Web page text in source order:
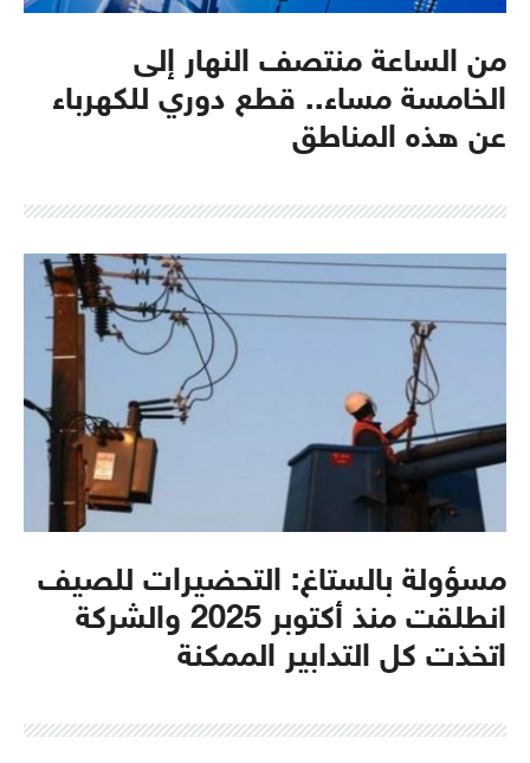
من الساعة منتصف النهار إلى
الخامسة مساء.. قطع دوري للكهرباء
عن هذه المناطق
مسؤولة بالستاغ: التحضيرات للصيف
انطلقت منذ أكتوبر 2025 والشركة
اتخذت كل التدابير الممكنة